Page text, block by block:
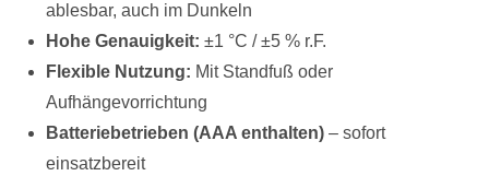
ablesbar, auch im Dunkeln
Hohe Genauigkeit: ±1 °C / ±5 % r.F.
Flexible Nutzung: Mit Standfuß oder
Aufhängevorrichtung
Batteriebetrieben (AAA enthalten) – sofort
einsatzbereit